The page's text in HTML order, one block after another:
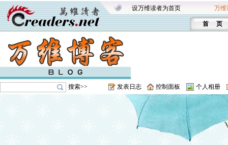
设万维读者为首页 万维
首 页
搜索>> 发表日志 控制面板 个人相册